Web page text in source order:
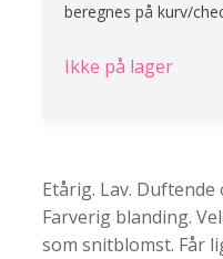
beregnes på kurv/
Ikke på lager
Etårig. Lav.
Farverig blanding.
som snitblomst. Får